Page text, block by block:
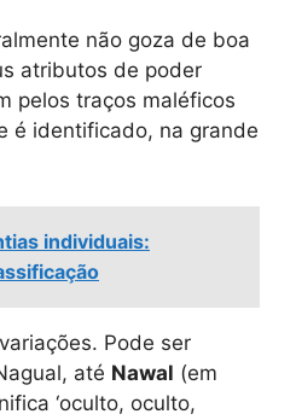
não goza de boa
atributos de poder
pelos traços maléficos
é identificado, na grande
individuais:
Pode ser
até Nawal (em
‘oculto, oculto,